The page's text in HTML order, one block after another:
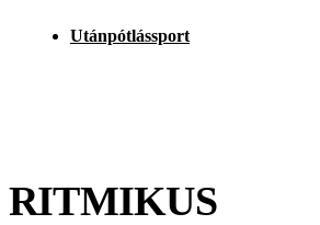
Utánpótlássport
RITMIKUS